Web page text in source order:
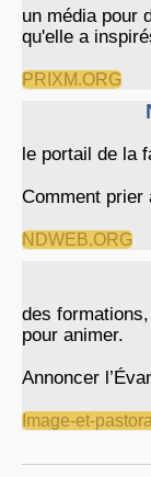
un média pour
qu'elle a
PRIXM.ORG
le portail de la
Comment
NDWEB.ORG
des
pour animer.
Annoncer
Image-et-